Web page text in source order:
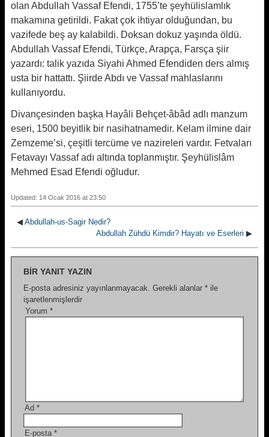
olan Abdullah Vassaf Efendi, 1755’te şeyhülislamlık
makamına getirildi. Fakat çok ihtiyar olduğundan, bu
vazifede beş ay kalabildi. Doksan dokuz yaşında öldü.
Abdullah Vassaf Efendi, Türkçe, Arapça, Farsça şiir
yazardı: talik yazıda Siyahi Ahmed Efendiden ders almış
usta bir hattattı. Şiirde Abdı ve Vassaf mahlaslarını
kullanıyordu.
Divançesinden başka Hayâli Behçet-âbâd adlı manzum
eseri, 1500 beyitlik bir nasihatnamedir. Kelam ilmine dair
Zemzeme’si, çeşitli tercüme ve nazireleri vardır. Fetvaları
Fetavayı Vassaf adı altında toplanmıştır. Şeyhülislâm
Mehmed Esad Efendi oğludur.
Updated: 14 Ocak 2016 at 23:50
◀ Abdullah-us-Sagir Nedir?
Abdullah Zühdü Kimdir? Hayatı ve Eserleri ▶
BIR YANIT YAZIN
E-posta adresiniz yayınlanmayacak. Gerekli alanlar * ile
işaretlenmişlerdir
Yorum *
Ad *
E-posta *